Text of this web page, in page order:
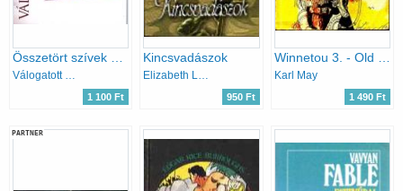
Összetört szívek szállodája - A kétperces szabály - A dupla sas - A zongorista
Válogatott könyvek
1 100 Ft
Kincsvadászok
Elizabeth Lowell
950 Ft
Winnetou 3. - Old Firehand
Karl May
1 490 Ft
PARTNER